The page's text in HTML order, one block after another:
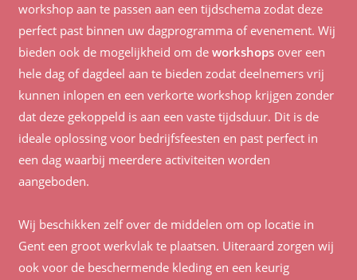
workshop aan te passen aan een tijdschema zodat deze
perfect past binnen uw dagprogramma of evenement. Wij
bieden ook de mogelijkheid om de workshopsover een
hele dag of dagdeel aan te bieden zodat deelnemers vrij
kunnen inlopen en een verkorte workshop krijgen zonder
dat deze gekoppeld is aan een vaste tijdsduur. Dit is de
ideale oplossing voor bedrijfsfeesten en past perfect in
een dag waarbij meerdere activiteiten worden
aangeboden.
Wij beschikken zelf over de middelen om op locatie in
Gent een groot werkvlak te plaatsen. Uiteraard zorgen wij
ook voor de beschermende kleding en een keurig